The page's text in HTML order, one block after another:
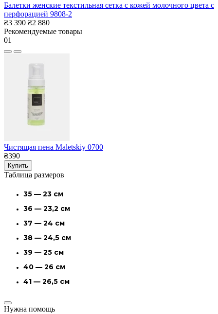
Балетки женские текстильная сетка с кожей молочного цвета с
перфорацией 9808-2
₴3 390 ₴2 880
Рекомендуемые товары
01
Чистящая пена Maletskiy 0700
₴390
Купить
Таблица размеров
35 — 23 см
36 — 23,2 см
37 — 24 см
38 — 24,5 см
39 — 25 см
40 — 26 см
41 — 26,5 см
Нужна помощь